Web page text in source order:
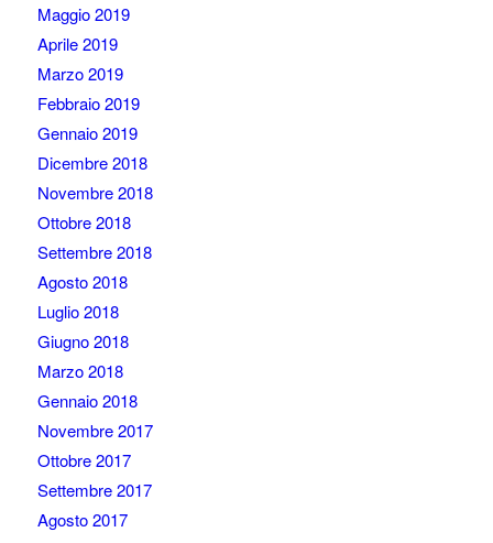
Maggio 2019
Aprile 2019
Marzo 2019
Febbraio 2019
Gennaio 2019
Dicembre 2018
Novembre 2018
Ottobre 2018
Settembre 2018
Agosto 2018
Luglio 2018
Giugno 2018
Marzo 2018
Gennaio 2018
Novembre 2017
Ottobre 2017
Settembre 2017
Agosto 2017